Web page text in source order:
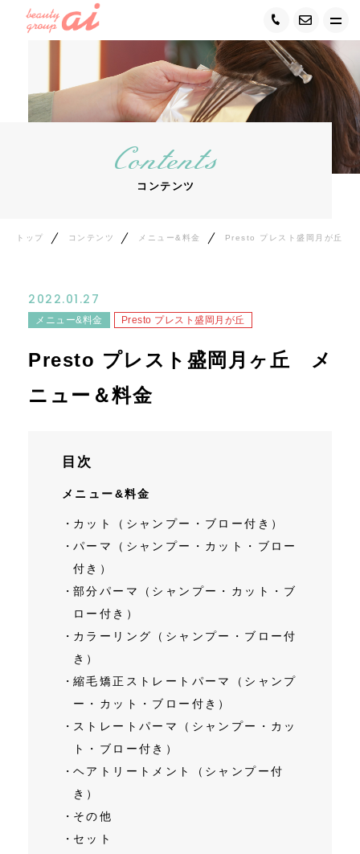
トップ
ai GROUPについて
キャンペーン情報&お知らせ
ご利用の流れ＆保障
うれしいお客様の声
サロン案内&MAP
メニュー＆料金
リクルート情報
お問い合わせ
Contents
コンテンツ
トップ コンテンツ メニュー&料金 Presto プレスト盛岡月が丘
2022.01.27
メニュー&料金 Presto プレスト盛岡月が丘
Presto プレスト盛岡月ヶ丘 メ
ニュー＆料金
目次
メニュー&料金
カット（シャンプー・ブロー付き）
パーマ（シャンプー・カット・ブロー
付き）
部分パーマ（シャンプー・カット・ブ
ロー付き）
カラーリング（シャンプー・ブロー付
き）
縮毛矯正ストレートパーマ（シャンプ
ー・カット・ブロー付き）
ストレートパーマ（シャンプー・カッ
ト・ブロー付き）
ヘアトリートメント（シャンプー付
き）
その他
セット